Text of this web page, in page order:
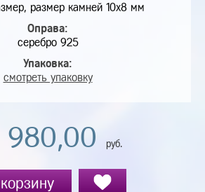
размер камней 10х8 мм
Оправа:
серебро 925
Упаковка:
смотреть упаковку
980,00 руб.